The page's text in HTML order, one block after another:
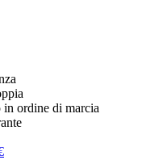
in ordine di marcia